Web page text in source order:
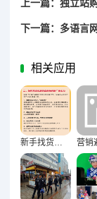
相关应用
新手找货源必看，1688平台与工厂直连深度对比指南